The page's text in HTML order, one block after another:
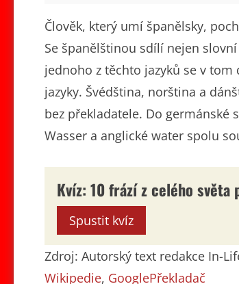
Člověk, který umí španělsky,
Se španělštinou sdílí nejen
jednoho z těchto jazyků se v
jazyky. Švédština, norština a
bez překladatele. Do germánské
Wasser a anglické water spolu
Kvíz: 10 frází z celého světa
Spustit kvíz
Zdroj: Autorský text redakce In-
Wikipedie, GooglePřekladač